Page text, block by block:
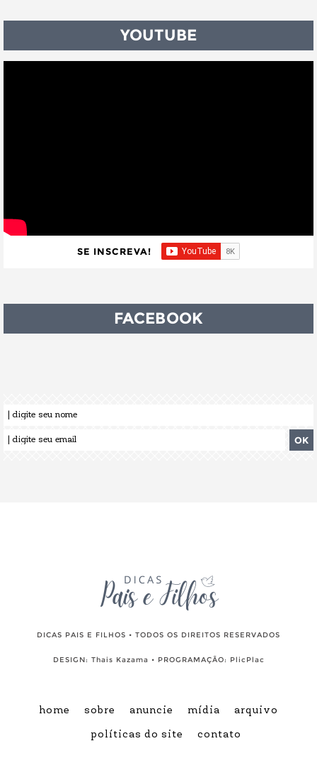
YOUTUBE
SE INSCREVA!
FACEBOOK
DICAS PAIS E FILHOS • TODOS OS DIREITOS RESERVADOS
DESIGN: Thais Kazama • PROGRAMAÇÃO: PlicPlac
home sobre anuncie mídia arquivo
políticas do site contato